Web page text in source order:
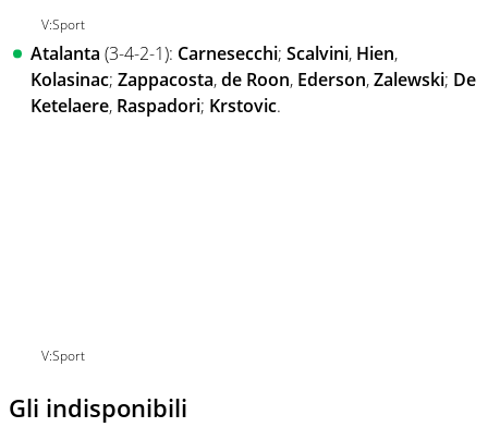
V:Sport
Atalanta (3-4-2-1): Carnesecchi; Scalvini, Hien,
Kolasinac; Zappacosta,de Roon, Ederson,Zalewski; De
Ketelaere, Raspadori; Krstovic.
V:Sport
Gli indisponibili